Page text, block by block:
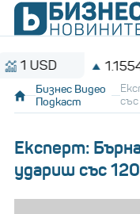
1.1554 BGN
Бизнес Видео
Подкаст
Експерт:
удариш със